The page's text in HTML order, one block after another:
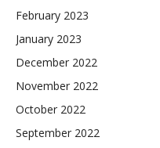
February 2023
January 2023
December 2022
November 2022
October 2022
September 2022